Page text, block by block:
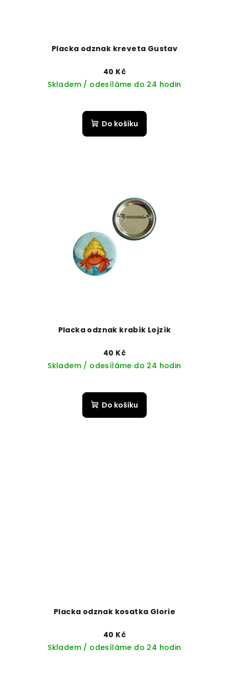
Placka odznak kreveta Gustav
40 Kč
Skladem / odesíláme do 24 hodin
Do košíku
Placka odznak krabík Lojzík
40 Kč
Skladem / odesíláme do 24 hodin
Do košíku
Placka odznak kosatka Glorie
40 Kč
Skladem / odesíláme do 24 hodin